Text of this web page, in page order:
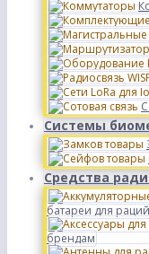
Системы
Средства
батареи для раций
брендам